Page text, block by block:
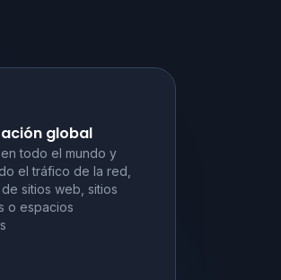
global
todo el mundo y
el tráfico de la red,
sitios web, sitios
o espacios